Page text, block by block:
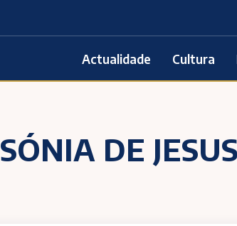
Actualidade Cultura
SÓNIA DE JESUS